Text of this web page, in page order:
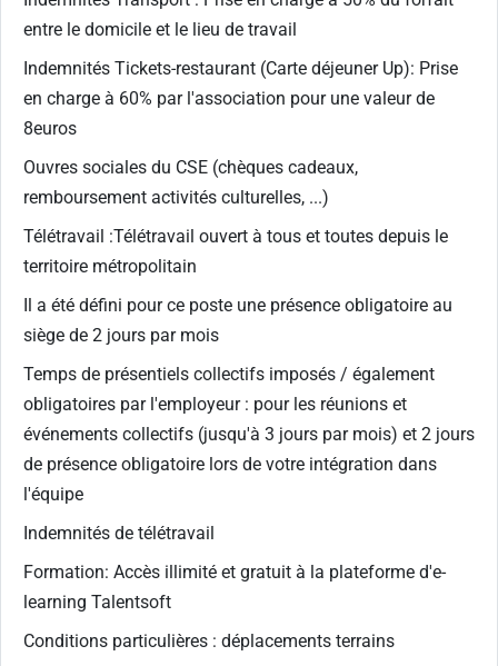
entre le domicile et le lieu de travail
Indemnités Tickets-restaurant (Carte déjeuner Up): Prise
en charge à 60% par l'association pour une valeur de
8euros
Ouvres sociales du CSE (chèques cadeaux,
remboursement activités culturelles, ...)
Télétravail :Télétravail ouvert à tous et toutes depuis le
territoire métropolitain
Il a été défini pour ce poste une présence obligatoire au
siège de 2 jours par mois
Temps de présentiels collectifs imposés / également
obligatoires par l'employeur : pour les réunions et
événements collectifs (jusqu'à 3 jours par mois) et 2 jours
de présence obligatoire lors de votre intégration dans
l'équipe
Indemnités de télétravail
Formation: Accès illimité et gratuit à la plateforme d'e-
learning Talentsoft
Conditions particulières : déplacements terrains